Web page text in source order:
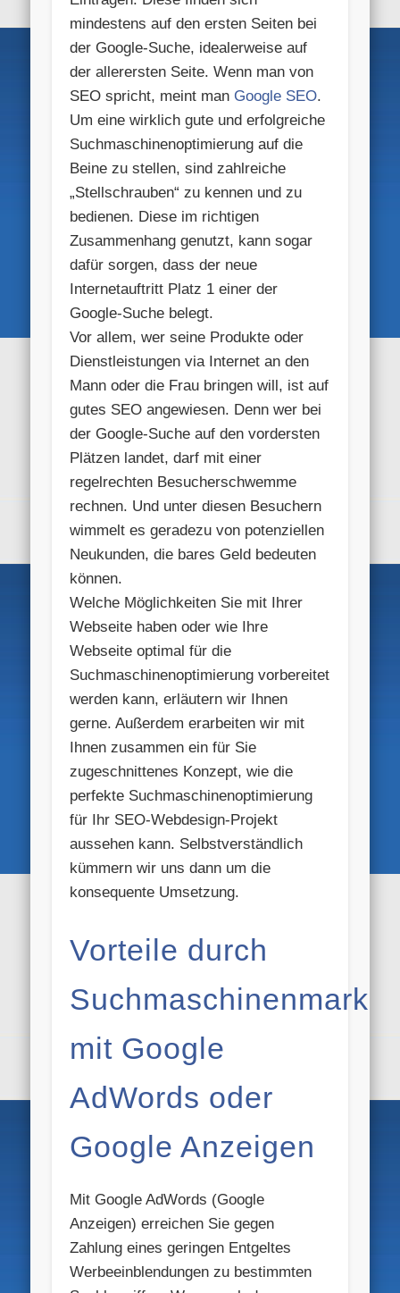
mindestens auf den ersten Seiten bei
der Google-Suche, idealerweise auf
der allerersten Seite. Wenn man von
SEO spricht, meint man Google SEO.
Um eine wirklich gute und erfolgreiche
Suchmaschinenoptimierung auf die
Beine zu stellen, sind zahlreiche
„Stellschrauben“ zu kennen und zu
bedienen. Diese im richtigen
Zusammenhang genutzt, kann sogar
dafür sorgen, dass der neue
Internetauftritt Platz 1 einer der
Google-Suche belegt.
Vor allem, wer seine Produkte oder
Dienstleistungen via Internet an den
Mann oder die Frau bringen will, ist auf
gutes SEO angewiesen. Denn wer bei
der Google-Suche auf den vordersten
Plätzen landet, darf mit einer
regelrechten Besucherschwemme
rechnen. Und unter diesen Besuchern
wimmelt es geradezu von potenziellen
Neukunden, die bares Geld bedeuten
können.
Welche Möglichkeiten Sie mit Ihrer
Webseite haben oder wie Ihre
Webseite optimal für die
Suchmaschinenoptimierung vorbereitet
werden kann, erläutern wir Ihnen
gerne. Außerdem erarbeiten wir mit
Ihnen zusammen ein für Sie
zugeschnittenes Konzept, wie die
perfekte Suchmaschinenoptimierung
für Ihr SEO-Webdesign-Projekt
aussehen kann. Selbstverständlich
kümmern wir uns dann um die
konsequente Umsetzung.
Vorteile durch
mit Google
AdWords oder
Google Anzeigen
Mit Google AdWords (Google
Anzeigen) erreichen Sie gegen
Zahlung eines geringen Entgeltes
Werbeeinblendungen zu bestimmten